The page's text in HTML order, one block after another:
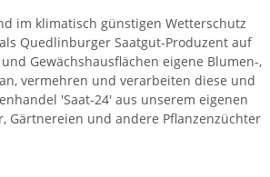
im klimatisch günstigen Wetterschutz
Quedlinburger Saatgut-Produzent auf
Gewächshausflächen eigene Blumen-,
vermehren und verarbeiten diese und
'Saat-24' aus unserem eigenen
Gärtnereien und andere Pflanzenzüchter